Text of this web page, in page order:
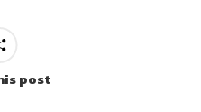
post